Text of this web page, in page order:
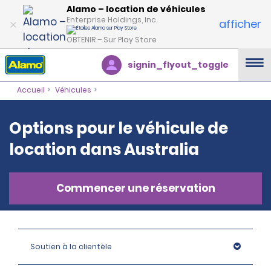
Alamo – location de véhicules
Enterprise Holdings, Inc.
OBTENIR – Sur Play Store
afficher
signin_flyout_toggle
Accueil Véhicules
Options pour le véhicule de
location dans Australia
Commencer une réservation
Soutien à la clientèle